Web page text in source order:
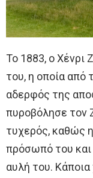
Το 1883, ο Χένρι
του, η οποία από
αδερφός της
πυροβόλησε τον
τυχερός, καθώς
πρόσωπό του
αυλή του.